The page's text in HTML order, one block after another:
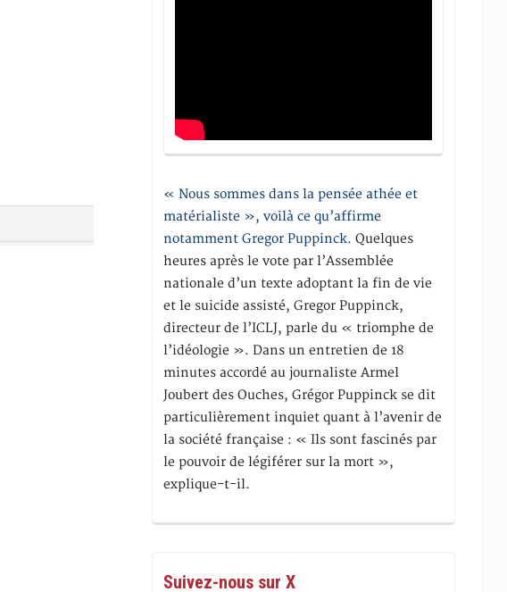
« Nous sommes dans la pensée athée et
matérialiste », voilà ce qu’affirme
notamment Gregor Puppinck. Quelques
heures après le vote par l’Assemblée
nationale d’un texte adoptant la fin de vie
et le suicide assisté, Gregor Puppinck,
directeur de l’ICLJ, parle du « triomphe de
l’idéologie ». Dans un entretien de 18
minutes accordé au journaliste Armel
Joubert des Ouches, Grégor Puppinck se dit
particulièrement inquiet quant à l’avenir de
la société française : « Ils sont fascinés par
le pouvoir de légiférer sur la mort »,
explique-t-il.
Suivez-nous sur X